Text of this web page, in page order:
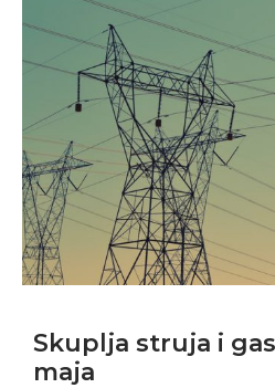
Skuplja struja i
maja